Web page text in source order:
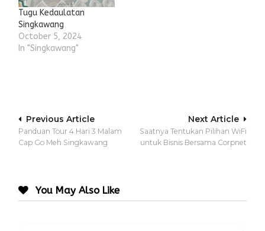
Tugu Kedaulatan
Singkawang
October 5, 2024
In "Singkawang"
Post
navigation
Next Article
Saatnya Tentukan Pilihan WiFi
untuk Bisnis Bersama Corpnet
Previous Article
Panduan Tour 4 Hari 3 Malam
Cap Go Meh Singkawang
You May Also Like